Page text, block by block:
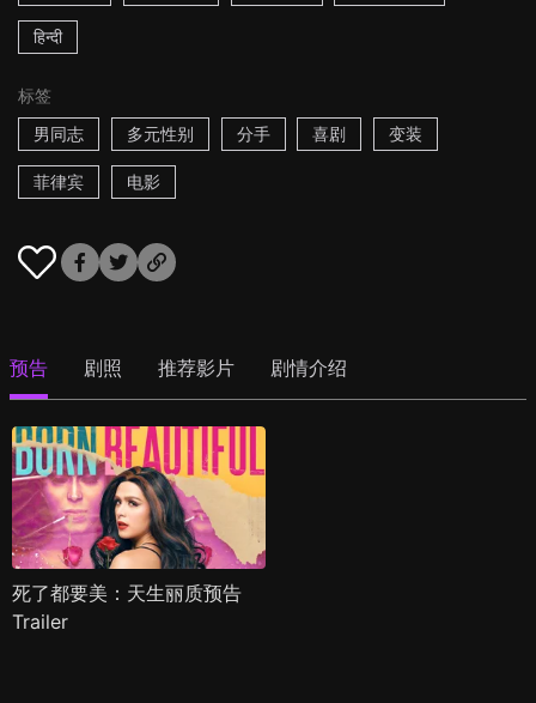
हिन्दी
标签
男同志
多元性别 分手 喜剧 变装
菲律宾 电影
预告 剧照 推荐影片 剧情介绍
死了都要美：天生丽质预告
Trailer